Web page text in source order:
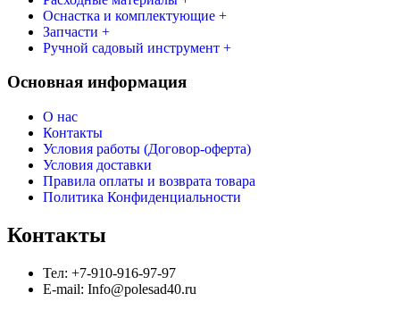
Оснастка и комплектующие +
Запчасти +
Ручной садовый инструмент +
Основная информация
О нас
Контакты
Условия работы (Договор-оферта)
Условия доставки
Правила оплаты и возврата товара
Политика Конфиденциальности
Контакты
Тел: +7-910-916-97-97
E-mail: Info@polesad40.ru